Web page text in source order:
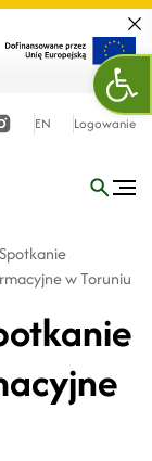
EN Logowanie
w Toruniu